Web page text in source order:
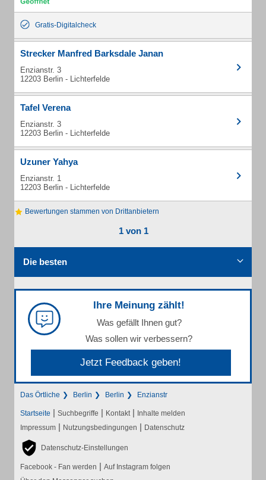
Gratis-Digitalcheck
Strecker Manfred Barksdale Janan
Enzianstr. 3
12203 Berlin - Lichterfelde
Tafel Verena
Enzianstr. 3
12203 Berlin - Lichterfelde
Uzuner Yahya
Enzianstr. 1
12203 Berlin - Lichterfelde
Bewertungen stammen von Drittanbietern
1 von 1
Die besten
Ihre Meinung zählt!
Was gefällt Ihnen gut?
Was sollen wir verbessern?
Jetzt Feedback geben!
Das Örtliche Berlin Berlin Enzianstr
Startseite | Suchbegriffe | Kontakt | Inhalte melden
Impressum | Nutzungsbedingungen | Datenschutz
Datenschutz-Einstellungen
Facebook - Fan werden | Auf Instagram folgen